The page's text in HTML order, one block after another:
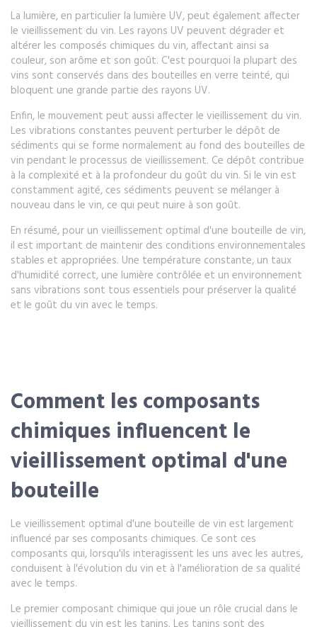
La lumière, en particulier la lumière UV, peut également affecter
le vieillissement du vin. Les rayons UV peuvent dégrader et
altérer les composés chimiques du vin, affectant ainsi sa
couleur, son arôme et son goût. C'est pourquoi la plupart des
vins sont conservés dans des bouteilles en verre teinté, qui
bloquent une grande partie des rayons UV.
Enfin, le mouvement peut aussi affecter le vieillissement du vin.
Les vibrations constantes peuvent perturber le dépôt de
sédiments qui se forme normalement au fond des bouteilles de
vin pendant le processus de vieillissement. Ce dépôt contribue
à la complexité et à la profondeur du goût du vin. Si le vin est
constamment agité, ces sédiments peuvent se mélanger à
nouveau dans le vin, ce qui peut nuire à son goût.
En résumé, pour un vieillissement optimal d'une bouteille de vin,
il est important de maintenir des conditions environnementales
stables et appropriées. Une température constante, un taux
d'humidité correct, une lumière contrôlée et un environnement
sans vibrations sont tous essentiels pour préserver la qualité
et le goût du vin avec le temps.
Comment les composants
chimiques influencent le
vieillissement optimal d'une
bouteille
Le vieillissement optimal d'une bouteille de vin est largement
influencé par ses composants chimiques. Ce sont ces
composants qui, lorsqu'ils interagissent les uns avec les autres,
conduisent à l'évolution du vin et à l'amélioration de sa qualité
avec le temps.
Le premier composant chimique qui joue un rôle crucial dans le